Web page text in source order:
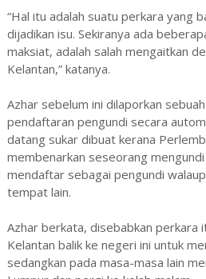
“Hal itu adalah suatu perkara yang
dijadikan isu. Sekiranya ada
maksiat, adalah salah mengaitkan
Kelantan,” katanya.
Azhar sebelum ini dilaporkan
pendaftaran pengundi secara
datang sukar dibuat kerana
membenarkan seseorang
mendaftar sebagai pengundi
tempat lain.
Azhar berkata, disebabkan perkara
Kelantan balik ke negeri ini untuk
sedangkan pada masa-masa lain